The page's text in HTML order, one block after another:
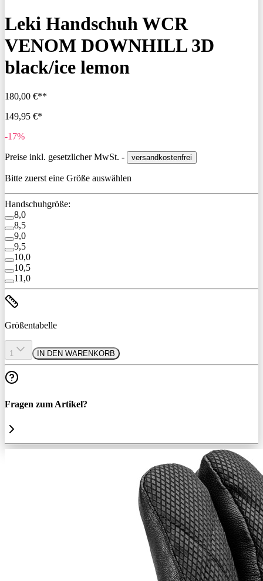
Leki Handschuh WCR
VENOM DOWNHILL 3D
black/ice lemon
180,00 €**
149,95 €*
-17%
Preise inkl. gesetzlicher MwSt. - versandkostenfrei
Bitte zuerst eine Größe auswählen
Handschuhgröße:
8,0
8,5
9,0
9,5
10,0
10,5
11,0
Größentabelle
1 IN DEN WARENKORB
Fragen zum Artikel?